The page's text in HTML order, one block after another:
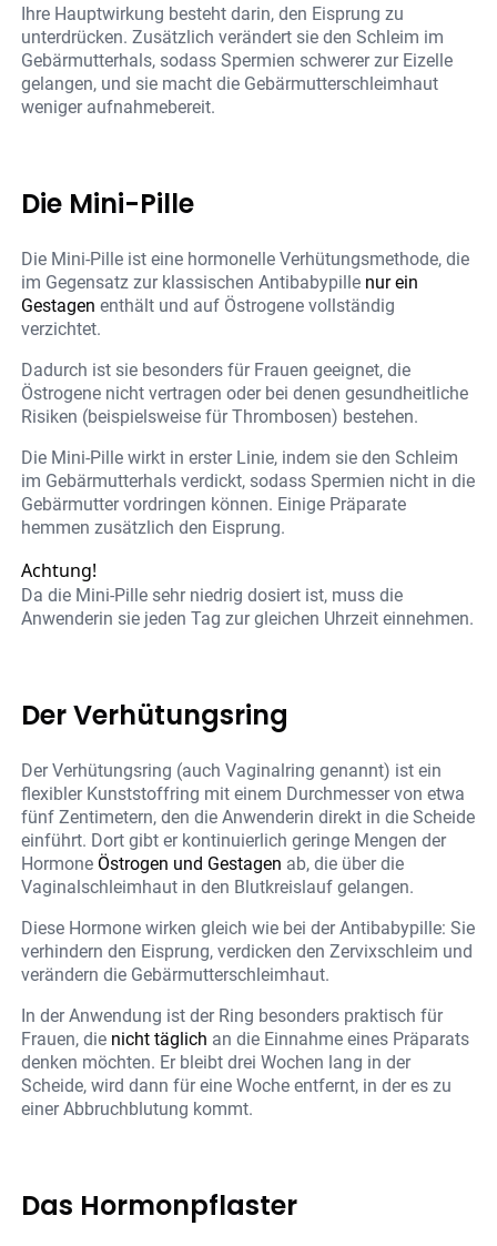
Ihre Hauptwirkung besteht darin, den Eisprung zu
unterdrücken. Zusätzlich verändert sie den Schleim im
Gebärmutterhals, sodass Spermien schwerer zur Eizelle
gelangen, und sie macht die Gebärmutterschleimhaut
weniger aufnahmebereit.
Die Mini-Pille
Die Mini-Pille ist eine hormonelle Verhütungsmethode, die
im Gegensatz zur klassischen Antibabypille nur ein
Gestagen enthält und auf Östrogene vollständig
verzichtet.
Dadurch ist sie besonders für Frauen geeignet, die
Östrogene nicht vertragen oder bei denen gesundheitliche
Risiken (beispielsweise für Thrombosen) bestehen.
Die Mini-Pille wirkt in erster Linie, indem sie den Schleim
im Gebärmutterhals verdickt, sodass Spermien nicht in die
Gebärmutter vordringen können. Einige Präparate
hemmen zusätzlich den Eisprung.
Achtung!
Da die Mini-Pille sehr niedrig dosiert ist, muss die
Anwenderin sie jeden Tag zur gleichen Uhrzeit einnehmen.
Der Verhütungsring
Der Verhütungsring (auch Vaginalring genannt) ist ein
flexibler Kunststoffring mit einem Durchmesser von etwa
fünf Zentimetern, den die Anwenderin direkt in die Scheide
einführt. Dort gibt er kontinuierlich geringe Mengen der
Hormone Östrogen und Gestagen ab, die über die
Vaginalschleimhaut in den Blutkreislauf gelangen.
Diese Hormone wirken gleich wie bei der Antibabypille: Sie
verhindern den Eisprung, verdicken den Zervixschleim und
verändern die Gebärmutterschleimhaut.
In der Anwendung ist der Ring besonders praktisch für
Frauen, die nicht täglich an die Einnahme eines Präparats
denken möchten. Er bleibt drei Wochen lang in der
Scheide, wird dann für eine Woche entfernt, in der es zu
einer Abbruchblutung kommt.
Das Hormonpflaster